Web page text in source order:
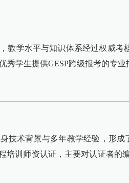
教学水平与知识体系经过权威
学生提供GESP跨级报考的专业
技术背景与多年教学经验，形
训师资认证，主要对认证者的